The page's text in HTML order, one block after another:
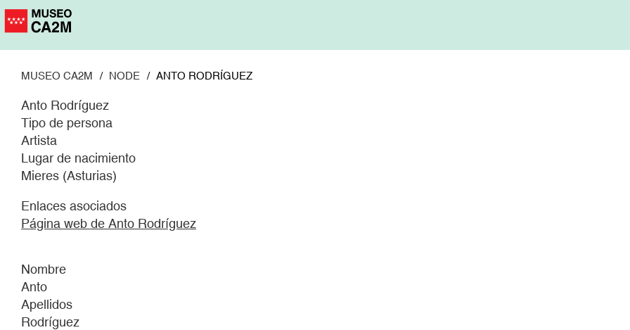
Pasar
MUSEO CA2M NODE ANTO RODRÍGUEZ
Anto Rodríguez
Tipo de persona
Artista
Lugar de nacimiento
Mieres (Asturias)
Enlaces asociados
Página web de Anto Rodríguez
Nombre
Anto
Apellidos
Rodríguez